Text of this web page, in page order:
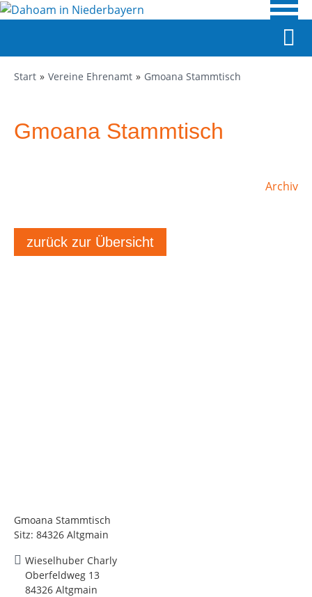
Start Vereine Ehrenamt Gmoana Stammtisch
Gmoana Stammtisch
Sitz: 84326 Altgmain
Wieselhuber Charly
Oberfeldweg 13
84326 Altgmain
Gmoana Stammtisch
Archiv
zurück zur Übersicht